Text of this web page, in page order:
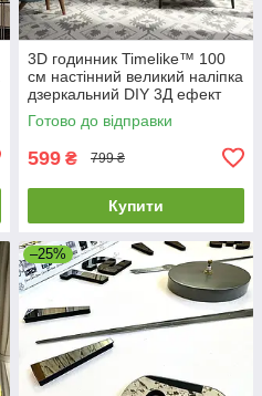
3D годинник Timelike™ 100
см настінний великий наліпка
дзеркальний DIY 3Д ефект
Арабські2-B в їдальню
чорний
Готово до відправки
599 ₴ 799 ₴
Купити
–25%